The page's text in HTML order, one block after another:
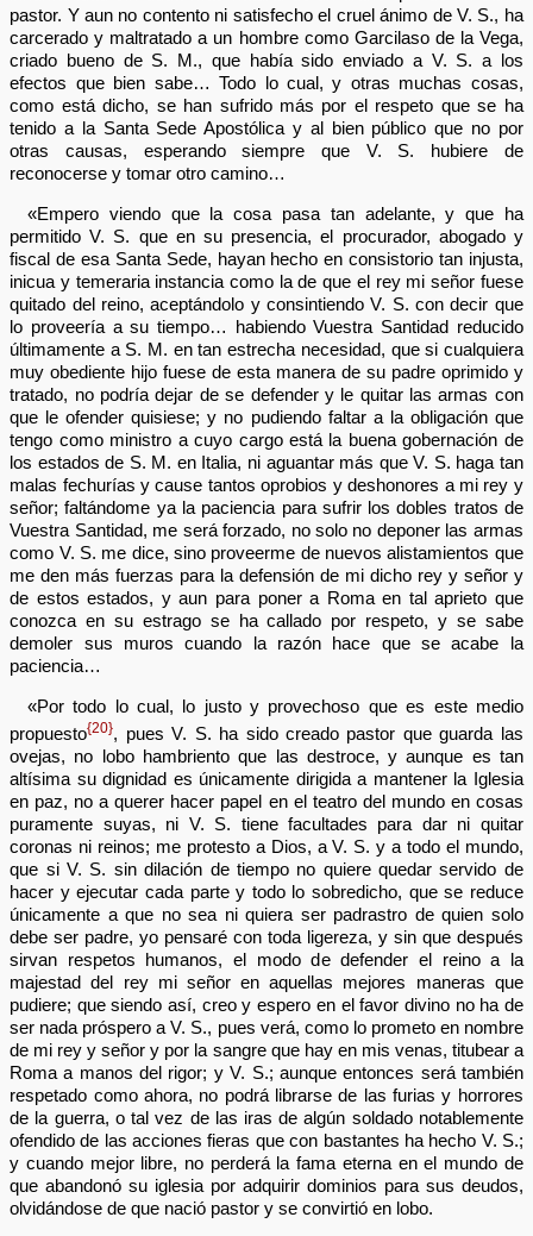
pastor. Y aun no contento ni satisfecho el cruel ánimo de V. S., ha
carcerado y maltratado a un hombre como Garcilaso de la Vega,
criado bueno de S. M., que había sido enviado a V. S. a los
efectos que bien sabe… Todo lo cual, y otras muchas cosas,
como está dicho, se han sufrido más por el respeto que se ha
tenido a la Santa Sede Apostólica y al bien público que no por
otras causas, esperando siempre que V. S. hubiere de
reconocerse y tomar otro camino…
«Empero viendo que la cosa pasa tan adelante, y que ha
permitido V. S. que en su presencia, el procurador, abogado y
fiscal de esa Santa Sede, hayan hecho en consistorio tan injusta,
inicua y temeraria instancia como la de que el rey mi señor fuese
quitado del reino, aceptándolo y consintiendo V. S. con decir que
lo proveería a su tiempo… habiendo Vuestra Santidad reducido
últimamente a S. M. en tan estrecha necesidad, que si cualquiera
muy obediente hijo fuese de esta manera de su padre oprimido y
tratado, no podría dejar de se defender y le quitar las armas con
que le ofender quisiese; y no pudiendo faltar a la obligación que
tengo como ministro a cuyo cargo está la buena gobernación de
los estados de S. M. en Italia, ni aguantar más que V. S. haga tan
malas fechurías y cause tantos oprobios y deshonores a mi rey y
señor; faltándome ya la paciencia para sufrir los dobles tratos de
Vuestra Santidad, me será forzado, no solo no deponer las armas
como V. S. me dice, sino proveerme de nuevos alistamientos que
me den más fuerzas para la defensión de mi dicho rey y señor y
de estos estados, y aun para poner a Roma en tal aprieto que
conozca en su estrago se ha callado por respeto, y se sabe
demoler sus muros cuando la razón hace que se acabe la
paciencia…
«Por todo lo cual, lo justo y provechoso que es este medio
propuesto{20}, pues V. S. ha sido creado pastor que guarda las
ovejas, no lobo hambriento que las destroce, y aunque es tan
altísima su dignidad es únicamente dirigida a mantener la Iglesia
en paz, no a querer hacer papel en el teatro del mundo en cosas
puramente suyas, ni V. S. tiene facultades para dar ni quitar
coronas ni reinos; me protesto a Dios, a V. S. y a todo el mundo,
que si V. S. sin dilación de tiempo no quiere quedar servido de
hacer y ejecutar cada parte y todo lo sobredicho, que se reduce
únicamente a que no sea ni quiera ser padrastro de quien solo
debe ser padre, yo pensaré con toda ligereza, y sin que después
sirvan respetos humanos, el modo de defender el reino a la
majestad del rey mi señor en aquellas mejores maneras que
pudiere; que siendo así, creo y espero en el favor divino no ha de
ser nada próspero a V. S., pues verá, como lo prometo en nombre
de mi rey y señor y por la sangre que hay en mis venas, titubear a
Roma a manos del rigor; y V. S.; aunque entonces será también
respetado como ahora, no podrá librarse de las furias y horrores
de la guerra, o tal vez de las iras de algún soldado notablemente
ofendido de las acciones fieras que con bastantes ha hecho V. S.;
y cuando mejor libre, no perderá la fama eterna en el mundo de
que abandonó su iglesia por adquirir dominios para sus deudos,
olvidándose de que nació pastor y se convirtió en lobo.